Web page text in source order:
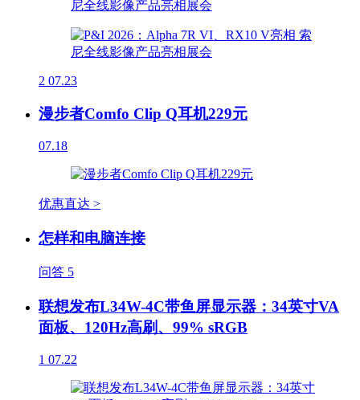
2 07.23
漫步者Comfo Clip Q耳机229元
07.18
优惠直达 >
怎样和电脑连接
问答 5
联想发布L34W-4C带鱼屏显示器：34英寸VA
面板、120Hz高刷、99% sRGB
1 07.22